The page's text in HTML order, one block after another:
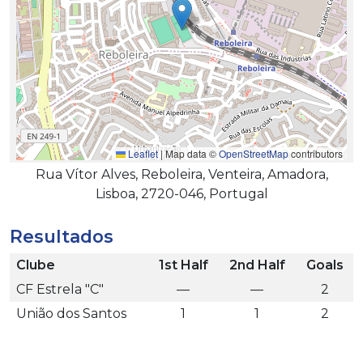
Leaflet|Map data ©OpenStreetMapcontributors
Rua Vítor Alves, Reboleira, Venteira, Amadora,
Lisboa, 2720-046, Portugal
Resultados
Clube 1st Half 2nd Half
Goals
CF Estrela "C"
— —
2
União dos Santos
1 1 2